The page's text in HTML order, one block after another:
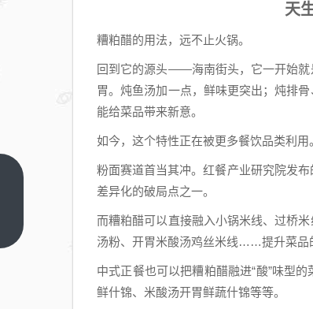
天
糟粕醋的用法，远不止火锅。
回到它的源头——海南街头，它一开始就
胃。炖鱼汤加一点，鲜味更突出；炖排
能给菜品带来新意。
如今，这个特性正在被更多餐饮品类利用
粉面赛道首当其冲。红餐产业研究院发
差异化的破局点之一。
而糟粕醋可以直接融入小锅米线、过桥
汤粉、开胃米酸汤鸡丝米线……提升菜品
中式正餐也可以把糟粕醋融进“酸”味型
鲜什锦、米酸汤开胃鲜蔬什锦等等。